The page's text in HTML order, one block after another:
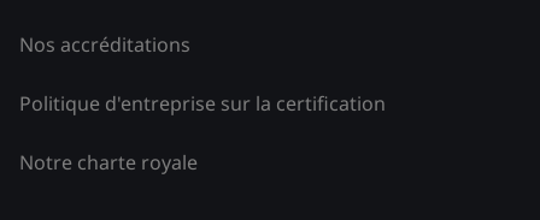
Nos accréditations
Politique d'entreprise sur la certification
Notre charte royale